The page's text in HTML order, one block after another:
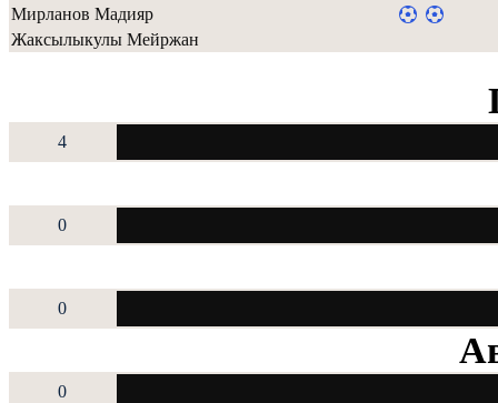
Мирланов Мадияр
Жаксылыкулы Мейржан
4
0
0
0